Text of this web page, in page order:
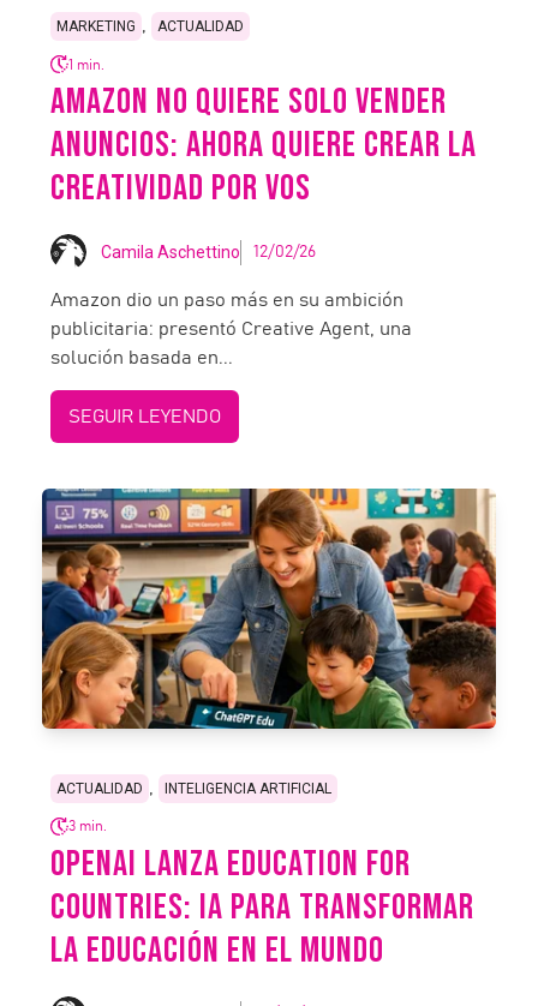
MARKETING , ACTUALIDAD
1 min.
AMAZON NO QUIERE SOLO VENDER
ANUNCIOS: AHORA QUIERE CREAR LA
CREATIVIDAD POR VOS
Camila Aschettino 12/02/26
Amazon dio un paso más en su ambición
publicitaria: presentó Creative Agent, una
solución basada en...
SEGUIR LEYENDO
ACTUALIDAD INTELIGENCIA ARTIFICIAL
3 min.
OPENAI LANZA EDUCATION FOR
COUNTRIES: IA PARA TRANSFORMAR
LA EDUCACIÓN EN EL MUNDO